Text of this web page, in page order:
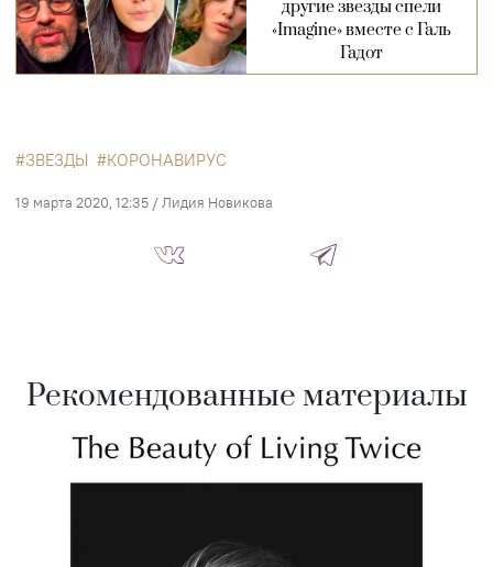
другие звезды спели
«Imagine» вместе с Галь
Гадот
ЗВЕЗДЫ КОРОНАВИРУС
19 марта 2020, 12:35 / Лидия Новикова
Рекомендованные материалы